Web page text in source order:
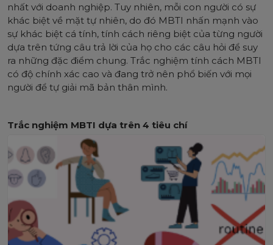
nhất với doanh nghiệp. Tuy nhiên, mỗi con người có sự
khác biệt về mặt tự nhiên, do đó MBTI nhấn mạnh vào
sự khác biệt cá tính, tính cách riêng biệt của từng người
dựa trên tứng câu trả lời của họ cho các câu hỏi để suy
ra những đặc điểm chung. Trắc nghiệm tính cách MBTI
có độ chính xác cao và đang trở nên phổ biến với mọi
người để tự giải mã bản thân mình.
Trắc nghiệm MBTI dựa trên 4 tiêu chí